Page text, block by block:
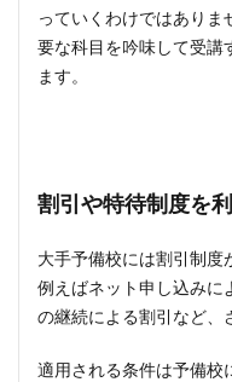
っていくわけではあり
要な科目を吟味して受講
ます。
割引や特待制度を
大手予備校には割引制度
例えばネット申し込みに
の継続による割引など、
適用される条件は予備校